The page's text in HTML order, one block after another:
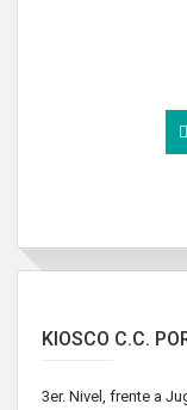
KIOSCO C.C.
3er. Nivel, frente a